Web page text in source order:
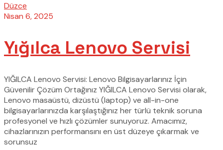
Düzce
Nisan 6, 2025
Yığılca Lenovo Servisi
YIĞILCA Lenovo Servisi: Lenovo Bilgisayarlarınız İçin
Güvenilir Çözüm Ortağınız YIĞILCA Lenovo Servisi olarak,
Lenovo masaüstü, dizüstü (laptop) ve all-in-one
bilgisayarlarınızda karşılaştığınız her türlü teknik soruna
profesyonel ve hızlı çözümler sunuyoruz. Amacımız,
cihazlarınızın performansını en üst düzeye çıkarmak ve
sorunsuz